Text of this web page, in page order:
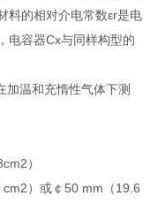
料的相对介电常数εr是电
电容器Cx与同样构型的
加温和充惰性气体下测
）
）或￠50 mm（19.6